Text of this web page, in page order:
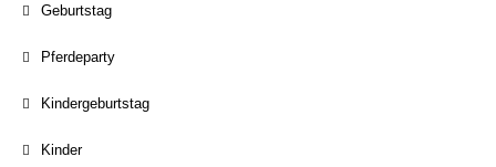
Geburtstag
Pferdeparty
Kindergeburtstag
Kinder